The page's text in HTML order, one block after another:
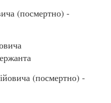
(посмертно) -
(посмертно) -